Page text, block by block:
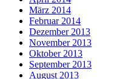
März 2014
Februar 2014
Dezember 2013
November 2013
Oktober 2013
September 2013
August 2013